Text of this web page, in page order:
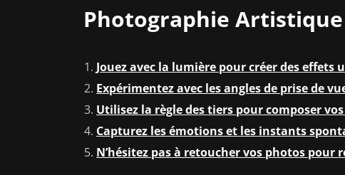
Photographie Artistique
Jouez avec la lumière pour créer des effets
Expérimentez avec les angles de prise de
Utilisez la règle des tiers pour composer
Capturez les émotions et les instants
N’hésitez pas à retoucher vos photos pour